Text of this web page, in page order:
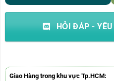
HỎI ĐÁP -
Giao Hàng trong khu vực Tp.HCM: